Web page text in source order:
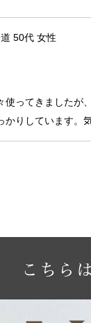
50代 女性
ってきましたが
りしています。